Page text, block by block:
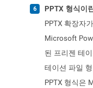
PPTX 형식이
PPTX 확장자
Microsoft
된 프리젠 테
테이션 파일
PPTX 형식은